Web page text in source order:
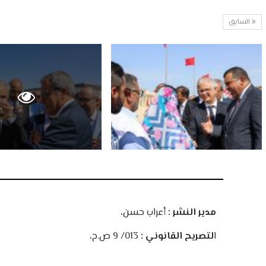
السابق
مدير النشر :أعراب حسن،
التصريح القانوني :